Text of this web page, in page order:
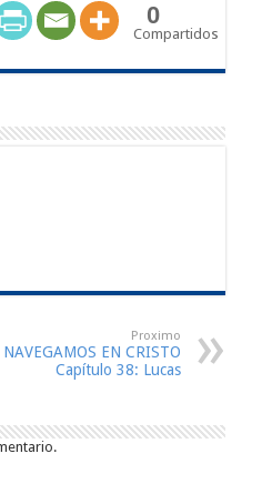
0
Compartidos
Proximo
NAVEGAMOS EN CRISTO
Capítulo 38: Lucas